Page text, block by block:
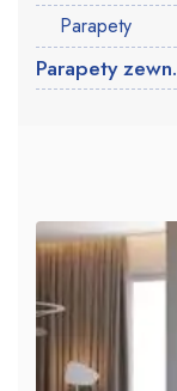
Parapety
Parapety